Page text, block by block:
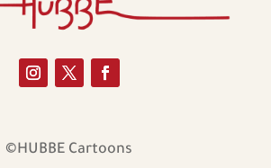
©HUBBE Cartoons